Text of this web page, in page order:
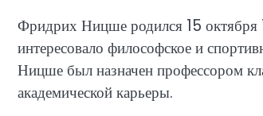
Фридрих Ницше родился 15 октября
интересовало философское и
Ницше был назначен профессором
академической карьеры.